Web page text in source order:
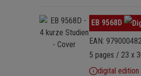
Skip image galleryEB 9568D
EAN:
5 pages / 23 x
digital edition